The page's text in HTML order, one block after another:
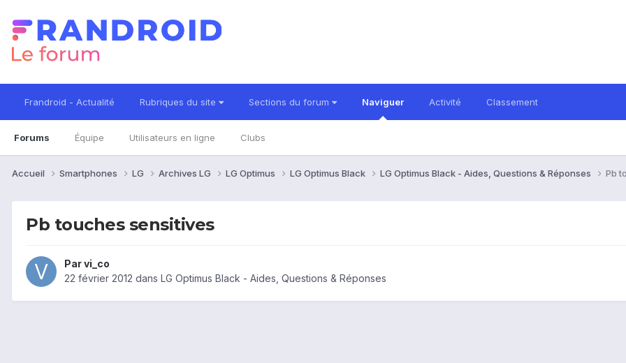
Frandroid - Actualité Rubriques du site Sections du forum Naviguer
Forums Équipe Utilisateurs en ligne Clubs
Activité Classement
Accueil Smartphones LG Archives LG LG Optimus LG Optimus Black LG Optimus Black - Aides, Questions & Réponses Pb
Pb touches sensitives
Parvi_co
22 février 2012 dans LG Optimus Black - Aides, Questions & Réponses